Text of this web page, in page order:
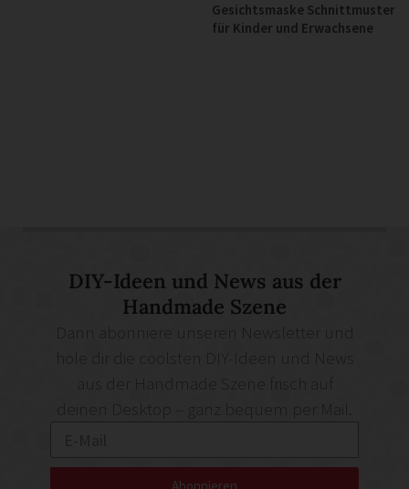
Gesichtsmaske Schnittmuster
für Kinder und Erwachsene
DIY-Ideen und News aus der
Handmade Szene
deinen Desktop – ganz bequem per Mail.
Abonnieren